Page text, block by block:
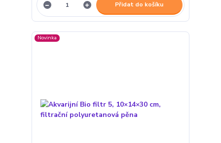
Přidat do košíku
Novinka